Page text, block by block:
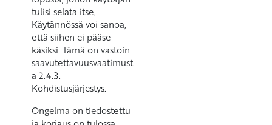
tulisi selata itse.
Käytännössä voi sanoa,
että siihen ei pääse
käsiksi. Tämä on vastoin
saavutettavuusvaatimust
a 2.4.3.
Kohdistusjärjestys.
Ongelma on tiedostettu